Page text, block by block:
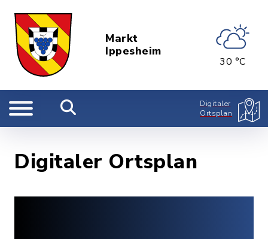
Markt
Ippesheim
30 °C
Digitaler
Ortsplan
Digitaler Ortsplan